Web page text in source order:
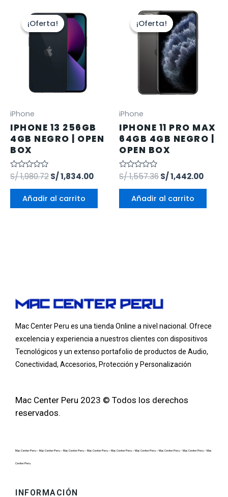
¡Oferta!
¡Oferta!
iPhone
IPHONE 13 256GB
4GB NEGRO | OPEN
BOX
Valorado
en
0
S/1,980.72S/1,834.00
Añadir al carrito
¡Oferta!
¡Oferta!
iPhone
IPHONE 11 PRO MAX
64GB 4GB NEGRO |
OPEN BOX
Valorado
en
0
S/1,557.36S/1,442.00
Añadir al carrito
Mac Center Peru es una tienda Online a nivel nacional
. Ofrece
excelencia y experiencia a nuestros clientes con dispositivos
Tecnológicos y un extenso portafolio de productos de Audio,
Conectividad, Accesorios, Protección y Personalización
Mac Center Peru 2023 © Todos los derechos
reservados.
Mac Center Peru – Mac Center Peru – Mac Center Peru – Mac Center Peru – Mac Center Peru – Mac Center Peru – Mac Center Peru – Mac Center Peru – Mac
Center Peru
INFORMACIÓN